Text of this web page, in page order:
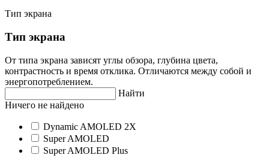
Тип экрана
Тип экрана
От типа экрана зависят углы обзора, глубина цвета,
контрастность и время отклика. Отличаются между собой и
энергопотреблением.
Найти
Ничего не найдено
Dynamic AMOLED 2X
Super AMOLED
Super AMOLED Plus